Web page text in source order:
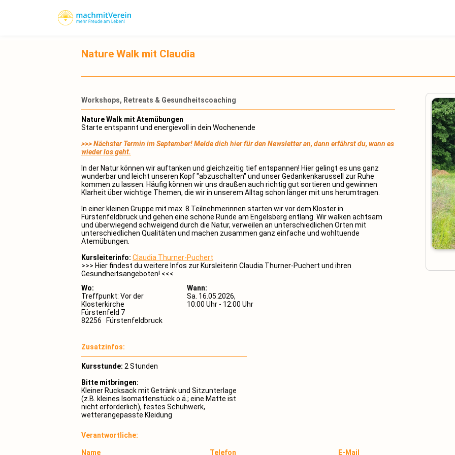
Nature Walk mit Claudia
Workshops, Retreats & Gesundheitscoaching
Nature Walk mit Atemübungen
Starte entspannt und energievoll in dein Wochenende
>>> Nächster Termin im September! Melde dich hier für den Newsletter an, dann erfährst du, wann es
wieder los geht.
In der Natur können wir auftanken und gleichzeitig tief entspannen! Hier gelingt es uns ganz
wunderbar und leicht unseren Kopf "abzuschalten" und unser Gedankenkarussell zur Ruhe
kommen zu lassen. Häufig können wir uns draußen auch richtig gut sortieren und gewinnen
Klarheit über wichtige Themen, die wir in unserem Alltag schon länger mit uns herumtragen.
In einer kleinen Gruppe mit max. 8 Teilnehmerinnen starten wir vor dem Kloster in
Fürstenfeldbruck und gehen eine schöne Runde am Engelsberg entlang. Wir walken achtsam
und überwiegend schweigend durch die Natur, verweilen an unterschiedlichen Orten mit
unterschiedlichen Qualitäten und machen zusammen ganz einfache und wohltuende
Atemübungen.
Kursleiterinfo: Claudia Thurner-Puchert
>>> Hier findest du weitere Infos zur Kursleiterin Claudia Thurner-Puchert und ihren
Gesundheitsangeboten! <<<
Wo:
Treffpunkt: Vor der
Klosterkirche
Fürstenfeld 7
82256 Fürstenfeldbruck
Wann:
Sa. 16.05.2026,
10:00 Uhr - 12:00 Uhr
Zusatzinfos:
Kursstunde: 2 Stunden
Bitte mitbringen:
Kleiner Rucksack mit Getränk und Sitzunterlage
(z.B. kleines Isomattenstück o.ä.; eine Matte ist
nicht erforderlich), festes Schuhwerk,
wetterangepasste Kleidung
Verantwortliche:
Name Telefon E-Mail